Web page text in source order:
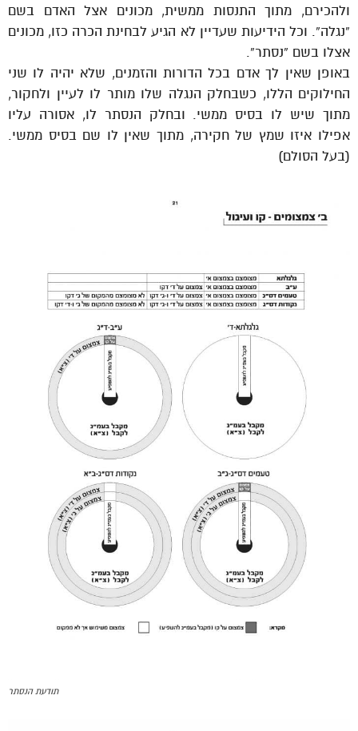
ולהכירם, מתוך התנסות ממשית, מכונים אצל האדם בשם
“נגלה”. וכל הידיעות שעדיין לא הגיע לבחינת הכרה כזו, מכונים
אצלו בשם “נסתר”.
באופן שאין לך אדם בכל הדורות והזמנים, שלא יהיה לו שני
החילוקים הללו, כשבחלק הנגלה שלו מותר לו לעיין ולחקור,
מתוך שיש לו בסיס ממשי. ובחלק הנסתר לו, אסורה עליו
אפילו איזו שמץ של חקירה, מתוך שאין לו שם בסיס ממשי.
(בעל הסולם)
תודעת הנסתר